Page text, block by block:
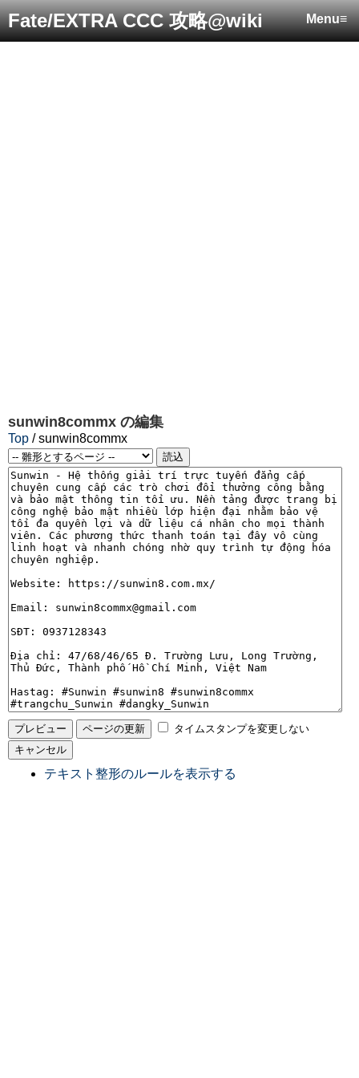
Menu≡
Fate/EXTRA CCC 攻略@wiki
sunwin8commx の編集
Top / sunwin8commx
タイムスタンプを変更しない
テキスト整形のルールを表示する